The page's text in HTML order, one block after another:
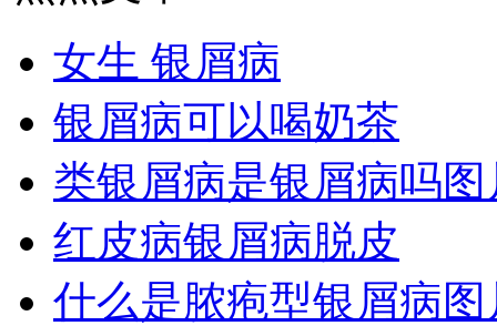
女生 银屑病
银屑病可以喝奶茶
类银屑病是银屑病吗图
红皮病银屑病脱皮
什么是脓疱型银屑病图